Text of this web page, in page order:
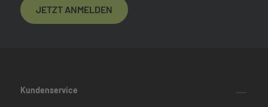
JETZT ANMELDEN
Kundenservice